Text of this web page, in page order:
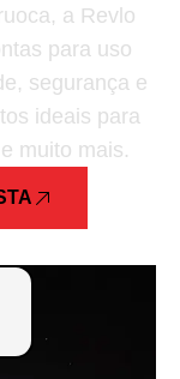
a Revlo
para uso
segurança e
ideais para
muito mais.